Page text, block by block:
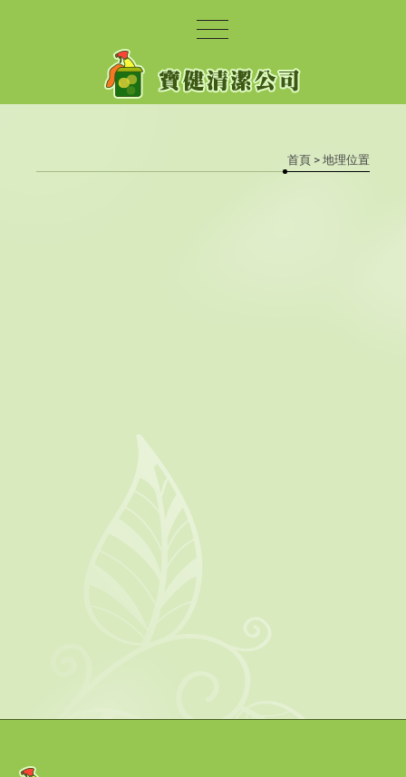
首頁> 地理位置